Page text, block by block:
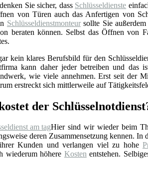
Sie sicher, dass Schlüsseldienste
von Türen auch das Anfertigen von
Schlüsseldienstmonteursollte Sie außerdem
beraten können. Selbst das Öffnen von
kein klares Berufsbild für den
kann daher jeder betreiben und das
wie viele annehmen. Erst seit der
erstreckt sich mittlerweile auf
der
Hier sind wir wieder beim
deren Zusammensetzung kennen.
Kunden und verlangen viel zu hohe
wiederum höhere Kostenentstehen.